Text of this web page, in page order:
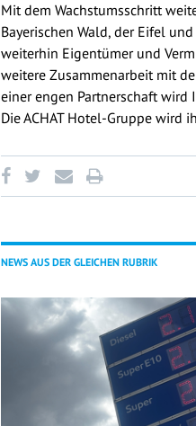
Mit dem Wachstumsschritt
Bayerischen Wald, der Eifel
weiterhin Eigentümer und
weitere Zusammenarbeit mit
einer engen Partnerschaft
Die ACHAT Hotel-Gruppe wird
NEWS AUS DER GLEICHEN RUBRIK